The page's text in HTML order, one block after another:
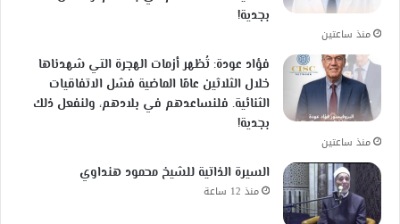
بجدية!
منذ ساعتين
فؤاد عودة: تُظهر أزمات الهجرة التي شهدناها
خلال الثلاثين عامًا الماضية فشل الاتفاقيات
الثنائية. فلنساعدهم في بلادهم، ولنفعل ذلك
بجدية!
منذ ساعتين
السيرة الذاتية للشيخ محمود هنداوي
منذ 12 ساعة